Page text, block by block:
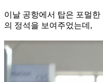
이날 공항에서 탑은 포멀
의 정석을 보여주었는데,